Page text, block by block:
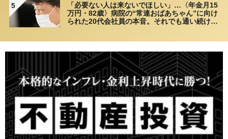
5
「必要ない人は来ないでほしい」…〈年金月15
万円・82歳〉病院の“常連おばあちゃん”に向け
られた20代会社員の本音。それでも通い続ける